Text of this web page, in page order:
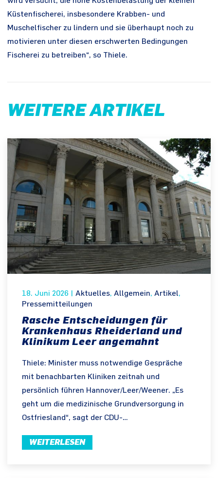
Küstenfischerei, insbesondere Krabben- und
Muschelfischer zu lindern und sie überhaupt noch zu
motivieren unter diesen erschwerten Bedingungen
Fischerei zu betreiben“, so Thiele.
WEITERE ARTIKEL
18. Juni 2026 Aktuelles, Allgemein, Artikel,
Pressemitteilungen
Rasche Entscheidungen für
Krankenhaus Rheiderland und
Klinikum Leer angemahnt
Thiele: Minister muss notwendige Gespräche
mit benachbarten Kliniken zeitnah und
persönlich führen Hannover/Leer/Weener. „Es
geht um die medizinische Grundversorgung in
Ostfriesland“, sagt der CDU-…
WEITERLESEN